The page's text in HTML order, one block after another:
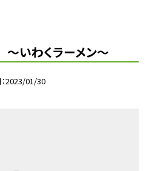
いわくラーメン〜
2023/01/30